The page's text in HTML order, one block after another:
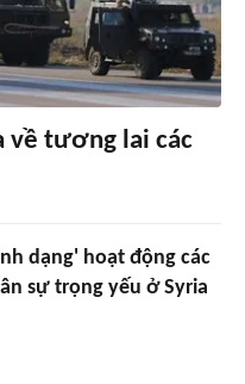
về tương lai các
dạng' hoạt động các
sự trọng yếu ở Syria